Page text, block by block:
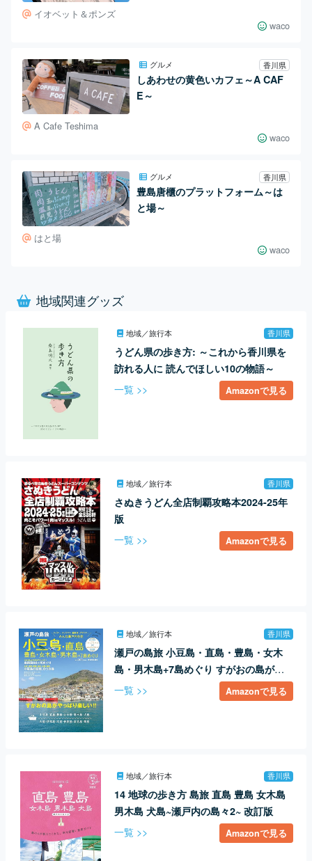
イオベット＆ポンズ
waco
グルメ 香川県
しあわせの黄色いカフェ～A CAF
E～
A Cafe Teshima
waco
グルメ 香川県
豊島唐櫃のプラットフォーム～は
と場～
はと場
waco
地域関連グッズ
地域／旅行本 香川県
うどん県の歩き方: ～これから香川県を
訪れる人に 読んでほしい10の物語～
一覧 >> Amazonで見る
地域／旅行本 香川県
さぬきうどん全店制覇攻略本2024-25年
版
一覧 >> Amazonで見る
地域／旅行本 香川県
瀬戸の島旅 小豆島・直島・豊島・女木
島・男木島+7島めぐり すがおの島がや
っぱり楽しい! !
一覧 >> Amazonで見る
地域／旅行本 香川県
14 地球の歩き方 島旅 直島 豊島 女木島
男木島 犬島~瀬戸内の島々2~ 改訂版
一覧 >> Amazonで見る